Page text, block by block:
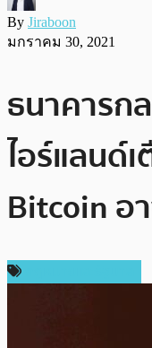
By Jiraboon
มกราคม 30, 2021
ธนาคารก
ไอร์แลนด์
Bitcoin อ